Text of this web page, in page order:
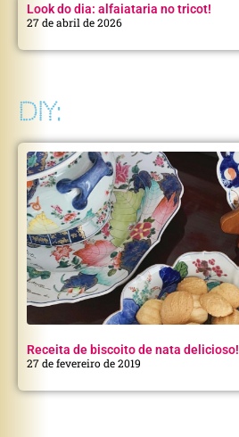
Look do dia: alfaiataria no tricot!
27 de abril de 2026
DIY:
Receita de biscoito de nata delicioso!
27 de fevereiro de 2019